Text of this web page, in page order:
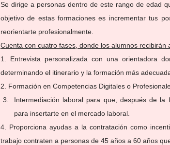
Se dirige a personas dentro de este rango de edad
objetivo de estas formaciones es incrementar tus
reorientarte profesionalmente.
Cuenta con cuatro fases, donde los alumnos recibirán
1. Entrevista personalizada con una orientadora
determinando el itinerario y la formación más
2. Formación en Competencias Digitales o
Intermediación laboral para que, después de
para insertarte en el mercado laboral.
4. Proporciona ayudas a la contratación como
trabajo contraten a personas de 45 años a 60 años